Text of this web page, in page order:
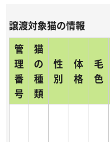
譲渡対象猫の情報
管
理
番
号
猫
の
種
類
性
別
体
格
毛
色